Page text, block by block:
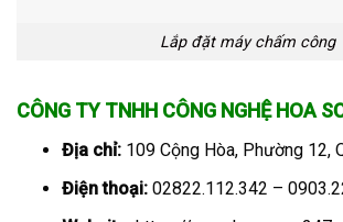
Lắp đặt máy chấm công
CÔNG TY TNHH CÔNG NGHỆ HOA
Địa chỉ:109 Cộng Hòa, Phường 12,
Điện thoại:02822.112.342 –